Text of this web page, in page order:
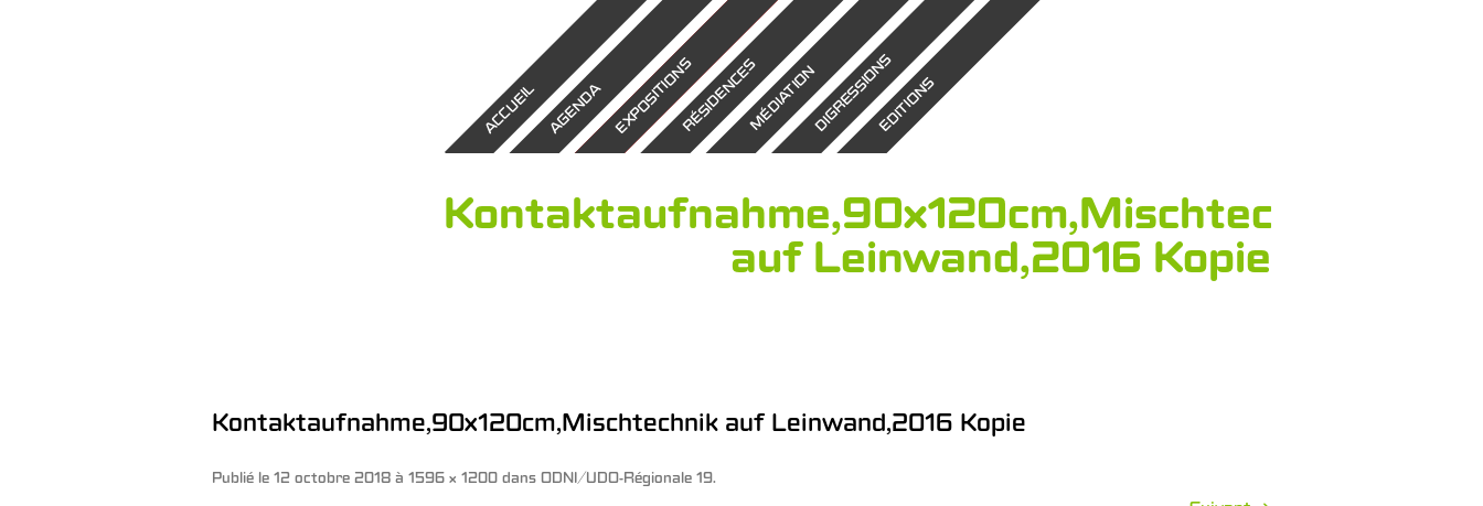
ACCUEILAGENDAEXPOSITIONSRÉSIDENCESMÉDIATIONDIGRESSIONSEDITIONS
Kontaktaufnahme,90x120cm,Mischtechnik
auf Leinwand,2016 Kopie
Kontaktaufnahme,90x120cm,Mischtechnik auf Leinwand,2016 Kopie
Publié le 12 octobre 2018 à 1596 × 1200 dans ODNI/UDO-Régionale 19.